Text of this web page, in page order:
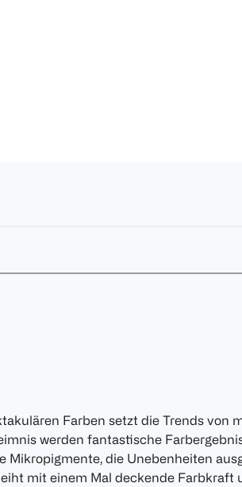
Farben setzt die Trends von
werden fantastische
Mikropigmente, die Unebenheiten
mit einem Mal deckende Farbkraft